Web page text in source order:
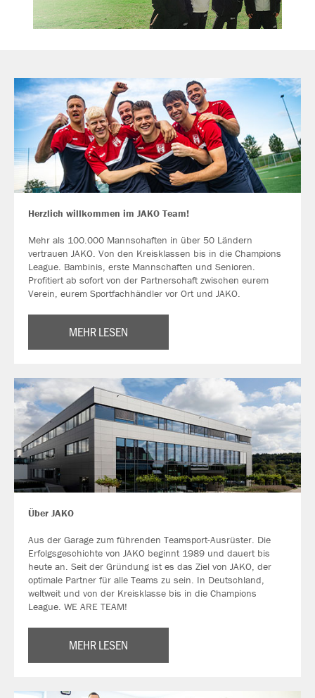
Herzlich willkommen im JAKO Team!
Mehr als 100.000 Mannschaften in über 50 Ländern
vertrauen JAKO. Von den Kreisklassen bis in die Champions
League. Bambinis, erste Mannschaften und Senioren.
Profitiert ab sofort von der Partnerschaft zwischen eurem
Verein, eurem Sportfachhändler vor Ort und JAKO.
MEHR LESEN
Über JAKO
Aus der Garage zum führenden Teamsport-Ausrüster. Die
Erfolgsgeschichte von JAKO beginnt 1989 und dauert bis
heute an. Seit der Gründung ist es das Ziel von JAKO, der
optimale Partner für alle Teams zu sein. In Deutschland,
weltweit und von der Kreisklasse bis in die Champions
League. WE ARE TEAM!
MEHR LESEN